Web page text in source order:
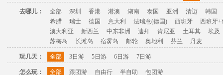
去哪儿： 全部 深圳 香港 港澳 湖南 泰国 亚洲 清迈
韩国
希腊
瑞士 德国 意大利 法瑞意(德国) 西班牙
西班牙+
澳大利亚
新西兰 中东非洲 迪拜 肯尼亚 土耳其
埃及
苏梅岛
长滩岛 宿雾岛 邮轮 奥地利 芬兰 丹麦
玩几天： 全部 3日游 5日游 6日游 7日游
怎么玩： 全部 跟团游 自由行 半自助 包团游